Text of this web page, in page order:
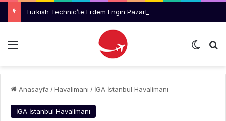
Menü Dış
Anasayfa /Havalimanı / İGA İstanbul Havalimanı
İGA İstanbul Havalimanı